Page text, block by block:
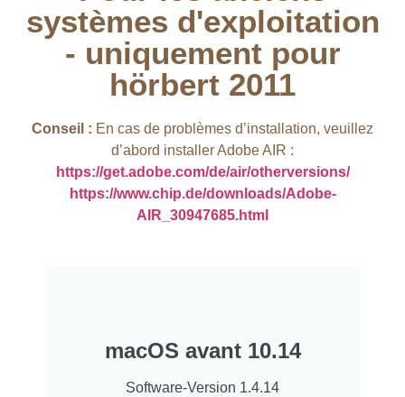
systèmes d'exploitation
- uniquement pour
hörbert 2011​
Conseil : En cas de problèmes d’installation, veuillez
d’abord installer Adobe AIR :
https://get.adobe.com/de/air/otherversions/
https://www.chip.de/downloads/Adobe-
AIR_30947685.html
macOS avant 10.14
Software-Version 1.4.14